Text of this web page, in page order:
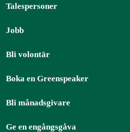
Talespersoner
Jobb
Bli volontär
Boka en Greenspeaker
Bli månadsgivare
Ge en engångsgåva